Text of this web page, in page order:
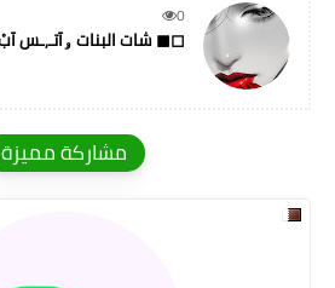
0
شات البنات ۅآتـ,ـس آبْ ◼◻
مشاركة مميزة